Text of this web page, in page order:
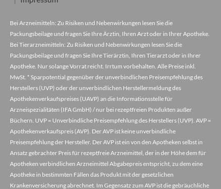
Bei Arzneimitteln: Zu Risiken und Nebenwirkungen lesen Sie die
Packungsbeilage und fragen Sie Ihre Ärztin, Ihren Arzt oder in Ihrer Apotheke.
Bei Tierarzneimitteln: Zu Risiken und Nebenwirkungen lesen Sie die
Packungsbeilage und fragen Sie Ihre Tierärztin, Ihren Tierarzt oder in Ihrer
Apotheke. Nur solange Vorrat reicht. Irrtum vorbehalten. Alle Preise inkl.
MwSt. * Sparpotential gegenüber der unverbindlichen Preisempfehlung des
Herstellers (UVP) oder der unverbindlichen Herstellermeldung des
Apothekenverkaufspreises (UAVP) an die Informationsstelle für
Arzneispezialitäten (IFA GmbH) / nur bei rezeptfreien Produkten außer
Büchern. UVP = Unverbindliche Preisempfehlung des Herstellers (UVP). AVP =
Apothekenverkaufspreis (AVP). Der AVP ist keine unverbindliche
Preisempfehlung der Hersteller. Der AVP ist ein von den Apotheken selbst in
Ansatz gebrachter Preis für rezeptfreie Arzneimittel, der in der Höhe dem für
Apotheken verbindlichen Arzneimittel Abgabepreis entspricht, zu dem eine
Apotheke in bestimmten Fällen das Produkt mit der gesetzlichen
Krankenversicherung abrechnet. Im Gegensatz zum AVP ist die gebräuchliche